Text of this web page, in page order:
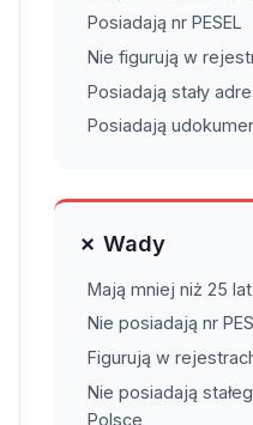
Posiadają nr PESEL
Nie figurują w
Posiadają stały
Posiadają
✗ Wady
Mają mniej niż 25
Nie posiadają nr
Figurują w
Nie posiadają
Polsce